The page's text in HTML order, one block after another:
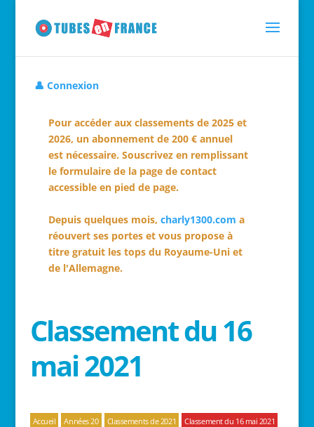
👤 Connexion
Pour accéder aux classements de 2025 et
2026, un abonnement de 200 € annuel
est nécessaire. Souscrivez en remplissant
le formulaire de la page de contact
accessible en pied de page.
Depuis quelques mois, charly1300.com a
réouvert ses portes et vous propose à
titre gratuit les tops du Royaume-Uni et
de l'Allemagne.
Classement du 16
mai 2021
Accueil Années 20 Classements de 2021 Classement du 16 mai 2021